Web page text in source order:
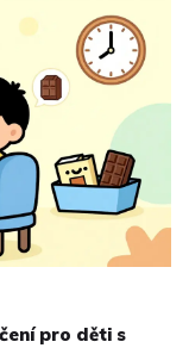
pro děti s